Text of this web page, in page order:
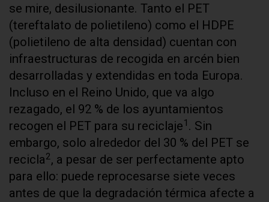
se mire, desilusionante. Tanto el PET
(tereftalato de polietileno) como el HDPE
(polietileno de alta densidad) cuentan con
infraestructuras de recogida en arcén bien
desarrolladas y extendidas en toda Europa.
Incluso en el Reino Unido, que va algo
rezagado, el 92 % de los ayuntamientos
recogen el PET para su reciclaje1 . Sin
embargo, solo alrededor del 30 % del PET se
recicla2, a pesar de ser perfectamente apto
para ello: puede reprocesarse siete veces
antes de que la degradación térmica afecte a